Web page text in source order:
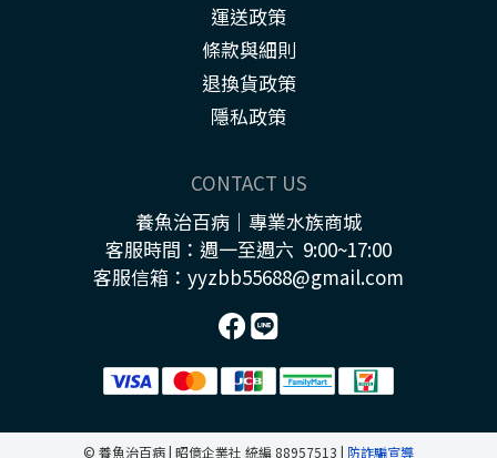
運送政策
條款與細則
退換貨政策
隱私政策
CONTACT US
養魚治百病｜專業水族商城
客服時間：週一至週六 9:00~17:00
客服信箱：yyzbb55688@gmail.com
© 養魚治百病 | 昭億企業社 統編 88957513 | 防詐騙宣導